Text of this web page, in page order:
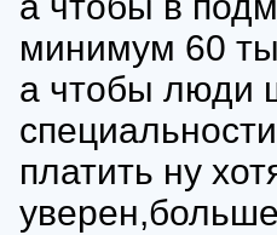
минимум 60
а чтобы люди
платить ну